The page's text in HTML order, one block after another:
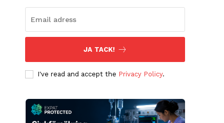
JA TACK!
I've read and accept the Privacy Policy.